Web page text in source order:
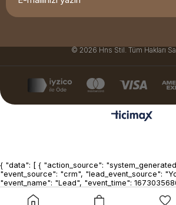
© 2026 Hns Stil. Tüm Hakları
{ "data": [ { "action_source":
"event_source": "crm", "lead_event_source":
"event_name": "Lead", "event_time":
], "lead_id": 1234567890123456, "ph": [